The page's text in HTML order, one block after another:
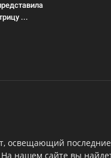
...
освещающий
нашем сайте вы